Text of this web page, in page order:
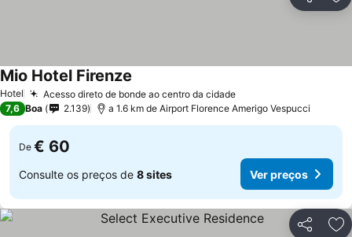
Hotel Acesso direto de bonde ao centro da cidadeVer preços
Mio Hotel Firenze
7,6 Boa 2.139 a 1.6 km de Airport Florence Amerigo Vespucci
De € 60
Consulte os preços de 8 sites Ver preços
Partilhar